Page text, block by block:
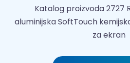
Katalog proizvoda2727
aluminijska SoftTouch
za ekran